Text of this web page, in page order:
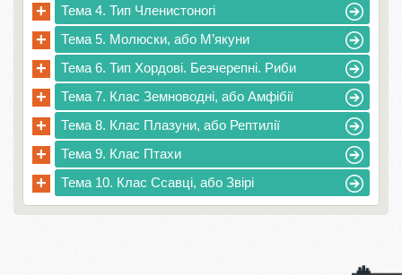
+ Тема 4. Тип Членистоногі
+ Тема 5. Молюски, або М’якуни
+ Тема 6. Тип Хордові. Безчерепні. Риби
+ Тема 7. Клас Земноводні, або Амфібії
+ Тема 8. Клас Плазуни, або Рептилії
+ Тема 9. Клас Птахи
+ Тема 10. Клас Ссавці, або Звірі